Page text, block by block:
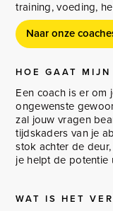
training, voeding,
Naar onze
HOE GAAT
Een coach is er om
ongewenste
zal jouw vragen
tijdskaders van je
stok achter de
je helpt de potentie
WAT IS HET